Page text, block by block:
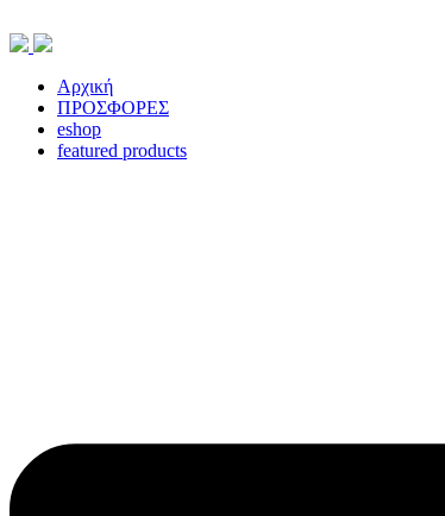
to
content
Αρχική
ΠΡΟΣΦΟΡΕΣ
eshop
featured products